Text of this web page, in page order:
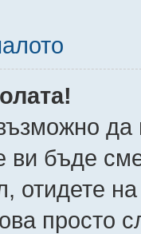
да
ви бъде
отидете
просто